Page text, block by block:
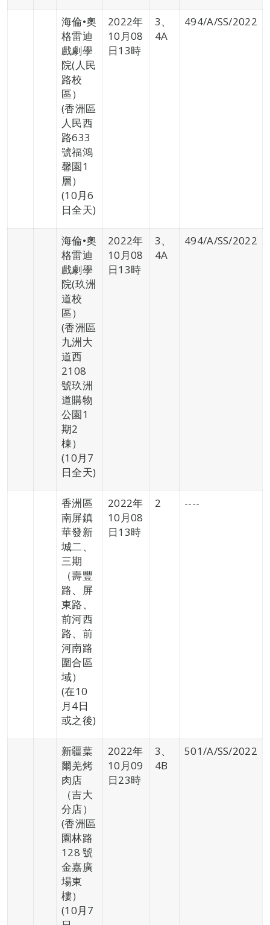
海倫•奧
格雷迪
戲劇學
院(人民
路校
區）
(香洲區
人民西
路633
號福鴻
馨園1
層）
(10月6
日全天)
2022年
10月08
日13時
3、
4A
494/A/SS/2022
海倫•奧
格雷迪
戲劇學
院(玖洲
道校
區）
(香洲區
九洲大
道西
2108
號玖洲
道購物
公園1
期2
棟）
(10月7
日全天)
2022年
10月08
日13時
3、
4A
494/A/SS/2022
香洲區
南屏鎮
華發新
城二、
三期
（壽豐
路、屏
東路、
前河西
路、前
河南路
圍合區
域）
(在10
月4日
或之後)
2022年
10月08
日13時
2 ----
新疆葉
爾羌烤
肉店
（吉大
分店）
(香洲區
園林路
128 號
金嘉廣
場東
樓）
(10月7
2022年
10月09
日23時
3、
4B
501/A/SS/2022